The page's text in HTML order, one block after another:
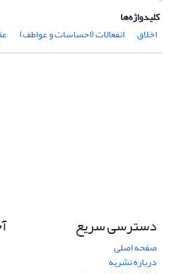
کلیدواژه‌ها
اخلاق
انفعالات (احساسات و عواطف)
دسترسی سریع
صفحه اصلی
درباره نشریه